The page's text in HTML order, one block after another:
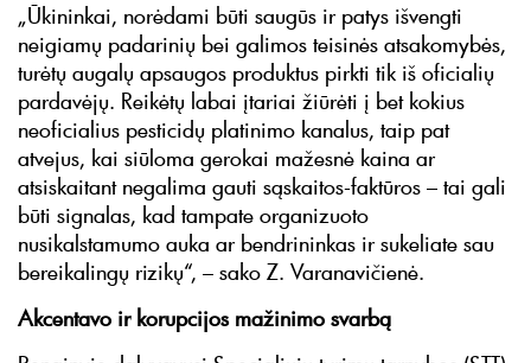
„Ūkininkai, norėdami būti saugūs ir patys išvengti
neigiamų padarinių bei galimos teisinės atsakomybės,
turėtų augalų apsaugos produktus pirkti tik iš oficialių
pardavėjų. Reikėtų labai įtariai žiūrėti į bet kokius
neoficialius pesticidų platinimo kanalus, taip pat
atvejus, kai siūloma gerokai mažesnė kaina ar
atsiskaitant negalima gauti sąskaitos-faktūros – tai gali
būti signalas, kad tampate organizuoto
nusikalstamumo auka ar bendrininkas ir sukeliate sau
bereikalingų rizikų“, – sako Z. Varanavičienė.
Akcentavo ir korupcijos mažinimo svarbą